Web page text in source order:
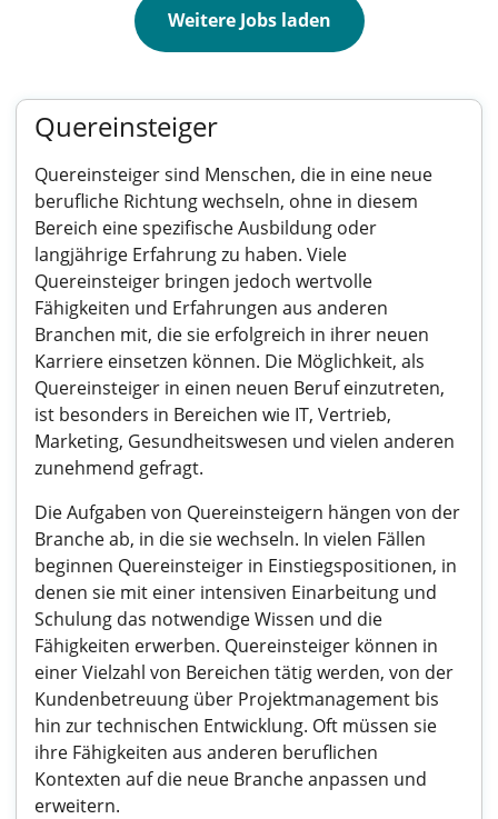
Weitere Jobs laden
Quereinsteiger
Quereinsteiger sind Menschen, die in eine neue
berufliche Richtung wechseln, ohne in diesem
Bereich eine spezifische Ausbildung oder
langjährige Erfahrung zu haben. Viele
Quereinsteiger bringen jedoch wertvolle
Fähigkeiten und Erfahrungen aus anderen
Branchen mit, die sie erfolgreich in ihrer neuen
Karriere einsetzen können. Die Möglichkeit, als
Quereinsteiger in einen neuen Beruf einzutreten,
ist besonders in Bereichen wie IT, Vertrieb,
Marketing, Gesundheitswesen und vielen anderen
zunehmend gefragt.
Die Aufgaben von Quereinsteigern hängen von der
Branche ab, in die sie wechseln. In vielen Fällen
beginnen Quereinsteiger in Einstiegspositionen, in
denen sie mit einer intensiven Einarbeitung und
Schulung das notwendige Wissen und die
Fähigkeiten erwerben. Quereinsteiger können in
einer Vielzahl von Bereichen tätig werden, von der
Kundenbetreuung über Projektmanagement bis
hin zur technischen Entwicklung. Oft müssen sie
ihre Fähigkeiten aus anderen beruflichen
Kontexten auf die neue Branche anpassen und
erweitern.